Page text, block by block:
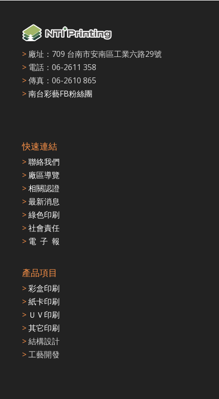
> 廠址：709 台南市安南區工業六路29號
> 電話：06-2611 358
>傳真：06-2610 865
>南台彩藝FB粉絲團
快速連結
>聯絡我們
> 廠區導覽
>相關認證
>最新消息
>綠色印刷
>社會責任
> 電 子 報
產品項目
>彩盒印刷
>紙卡印刷
> ＵＶ印刷
>其它印刷
>結構設計
>工藝開發